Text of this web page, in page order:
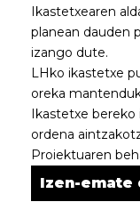
Ikastetxearen
planean dauden
izango dute.
LHko ikastetxe
oreka
Ikastetxe bereko
ordena
Proiektuaren
Izen-emate